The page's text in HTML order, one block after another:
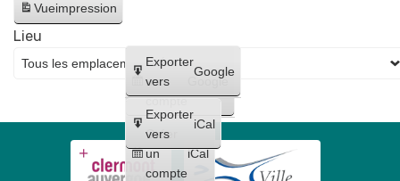
Vueimpression
Créer
un
compte
Google
Créer
un
compte
iCal
Exporter
vers
Google
Exporter
vers
iCal
Lieu